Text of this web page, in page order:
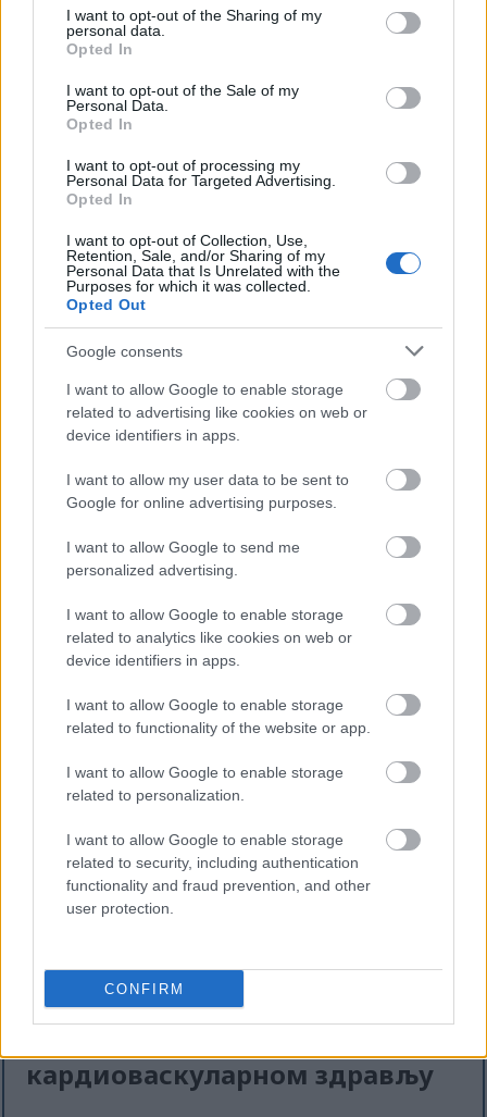
not limited to your visit or usage behaviour. You may click to
grant or deny consent to Google and its third-party tags to
use your data for below specified purposes in below Google
consent section.
I want to opt-out of the Sharing of my
personal data.
Opted In
I want to opt-out of the Sale of my
Personal Data.
Opted In
I want to opt-out of processing my
Personal Data for Targeted Advertising.
Opted In
I want to opt-out of Collection, Use,
Retention, Sale, and/or Sharing of my
Personal Data that Is Unrelated with the
Purposes for which it was collected.
Opted Out
Google consents
I want to allow Google to enable storage
related to advertising like cookies on web or
device identifiers in apps.
I want to allow my user data to be sent to
Google for online advertising purposes.
I want to allow Google to send me
personalized advertising.
I want to allow Google to enable storage
related to analytics like cookies on web or
device identifiers in apps.
I want to allow Google to enable storage
related to functionality of the website or app.
I want to allow Google to enable storage
related to personalization.
I want to allow Google to enable storage
related to security, including authentication
functionality and fraud prevention, and other
user protection.
CONFIRM
Купине су добре за уста јер се боре против
спречавању болести десни. Конзумирање
купина може учинити ваша уста чистијим.
Студије показују да екстракт купине може
помоћи у спречавању болести десни и каријеса.
Купине садрже посебна једињења која су добра
за ваше зубе. Оне су укусан начин да одржите
здравље зуба.
Додавање купина у грицкалице или оброке је
добро за ваше зубе. Такође смањују упалу у
устима. Ово може помоћи код проблема са
антиинфламаторни ефекти
Купине нису само укусне; оне су и добре за вас.
Пуне су полифенола, попут антоцијанина. Ова
једињења могу помоћи у борби против упала у
телу.
Упала је повезана са озбиљним здравственим
проблемима, попут срчаних обољења и
помоћи у смањењу ових ризика. Због тога су
одличним избором за свакога ко жели да остане
Купине су укусан начин за смањење упала у
телу. Ово може бити велики плус за ваше
здравље. Њихова конзумација може помоћи у
кардиоваскуларном здрављу